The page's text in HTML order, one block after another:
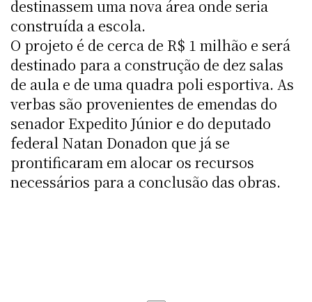
destinassem uma nova área onde seria
construída a escola.
O projeto é de cerca de R$ 1 milhão e será
destinado para a construção de dez salas
de aula e de uma quadra poli esportiva. As
verbas são provenientes de emendas do
senador Expedito Júnior e do deputado
federal Natan Donadon que já se
prontificaram em alocar os recursos
necessários para a conclusão das obras.